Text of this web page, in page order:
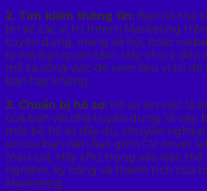
2. Tìm kiếm thông tin: Bạn có thể
tin về các vị trí Intern Marketing
tuyển dụng, mạng xã hội, hoặc
ty mà bạn quan tâm. Hãy chú ý đến
mô tả công việc để xem liệu vị trí đó
bạn hay không.
3. Chuẩn bị hồ sơ: Hồ sơ xin việc là
của bạn với nhà tuyển dụng. Vì vậy,
một bộ hồ sơ đầy đủ, chuyên
sơ của bạn nên bao gồm CV, cover
(nếu có). Hãy chú trọng vào việc thể
nghiệm, kỹ năng và thành tích của
Marketing.